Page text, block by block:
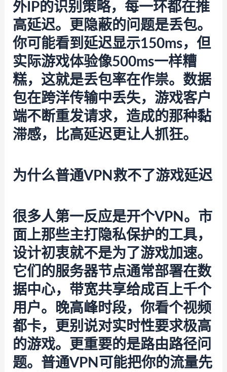
外IP的识别策略，每一环都在推
高延迟。更隐蔽的问题是丢包。
你可能看到延迟显示150ms，但
实际游戏体验像500ms一样糟
糕，这就是丢包率在作祟。数据
包在跨洋传输中丢失，游戏客户
端不断重发请求，造成的那种黏
滞感，比高延迟更让人抓狂。
为什么普通VPN救不了游戏延迟
很多人第一反应是开个VPN。市
面上那些主打隐私保护的工具，
设计初衷就不是为了游戏加速。
它们的服务器节点通常部署在数
据中心，带宽共享给成百上千个
用户。晚高峰时段，你看个视频
都卡，更别说对实时性要求极高
的游戏。更重要的是路由路径问
题。普通VPN可能把你的流量先